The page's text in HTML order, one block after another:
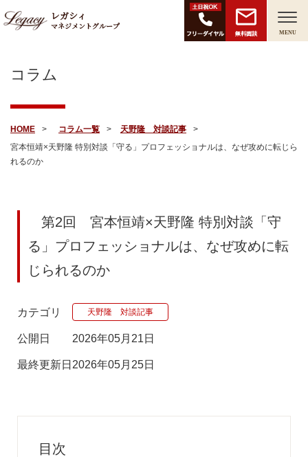
レガシィ
マネジメントグループ
無料面談 MENU
コラム
HOME コラム一覧
天野隆 対談記事
宮本恒靖×天野隆 特別対談「守る」プロフェッショナルは、なぜ攻めに転じら
れるのか
第2回
宮本恒靖×天野隆 特別対談「守
る」プロフェッショナルは、なぜ攻めに転
じられるのか
カテゴリ 天野隆 対談記事
公開日 2026年05月21日
最終更新日 2026年05月25日
目次